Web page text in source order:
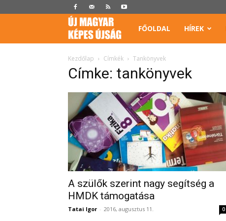
Képes
Újság
FŐOLDAL HÍREK
Kezdőlap Címkék Tankönyvek
Címke: tankönyvek
A szülők szerint nagy segítség a
HMDK támogatása
Tatai Igor - 2016, augusztus 11. 0